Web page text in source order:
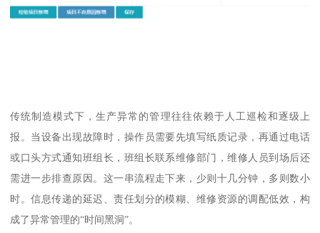
传统制造模式下，生产异常的管理往往依赖于人工巡检和逐级上
报。当设备出现故障时，操作员需要先填写纸质记录，再通过电话
或口头方式通知班组长，班组长联系维修部门，维修人员到场后还
需进一步排查原因。这一串流程走下来，少则十几分钟，多则数小
时。信息传递的延迟、责任划分的模糊、维修资源的调配低效，构
成了异常管理的“时间黑洞”。